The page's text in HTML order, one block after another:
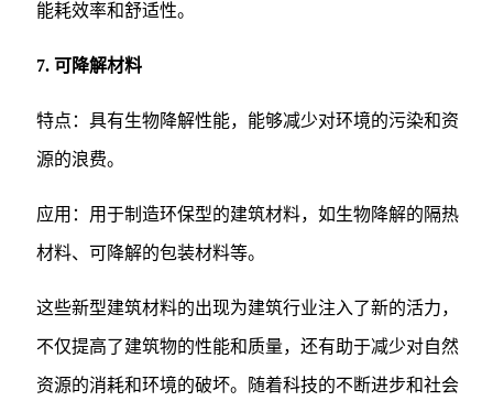
能耗效率和舒适性。
7. 可降解材料
特点：具有生物降解性能，能够减少对环境的污染和资
源的浪费。
应用：用于制造环保型的建筑材料，如生物降解的隔热
材料、可降解的包装材料等。
这些新型建筑材料的出现为建筑行业注入了新的活力，
不仅提高了建筑物的性能和质量，还有助于减少对自然
资源的消耗和环境的破坏。随着科技的不断进步和社会